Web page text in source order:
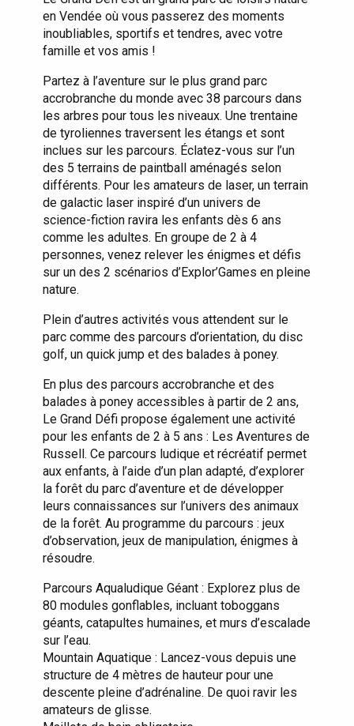
en Vendée où vous passerez des moments
inoubliables, sportifs et tendres, avec votre
famille et vos amis !
Partez à l’aventure sur le plus grand parc
accrobranche du monde avec 38 parcours dans
les arbres pour tous les niveaux. Une trentaine
de tyroliennes traversent les étangs et sont
inclues sur les parcours. Éclatez-vous sur l’un
des 5 terrains de paintball aménagés selon
différents. Pour les amateurs de laser, un terrain
de galactic laser inspiré d’un univers de
science-fiction ravira les enfants dès 6 ans
comme les adultes. En groupe de 2 à 4
personnes, venez relever les énigmes et défis
sur un des 2 scénarios d’Explor’Games en pleine
nature.
Plein d’autres activités vous attendent sur le
parc comme des parcours d’orientation, du disc
golf, un quick jump et des balades à poney.
En plus des parcours accrobranche et des
balades à poney accessibles à partir de 2 ans,
Le Grand Défi propose également une activité
pour les enfants de 2 à 5 ans : Les Aventures de
Russell. Ce parcours ludique et récréatif permet
aux enfants, à l’aide d’un plan adapté, d’explorer
la forêt du parc d’aventure et de développer
leurs connaissances sur l’univers des animaux
de la forêt. Au programme du parcours : jeux
d’observation, jeux de manipulation, énigmes à
résoudre.
Parcours Aqualudique Géant : Explorez plus de
80 modules gonflables, incluant toboggans
géants, catapultes humaines, et murs d’escalade
sur l’eau.
Mountain Aquatique : Lancez-vous depuis une
structure de 4 mètres de hauteur pour une
descente pleine d’adrénaline. De quoi ravir les
amateurs de glisse.